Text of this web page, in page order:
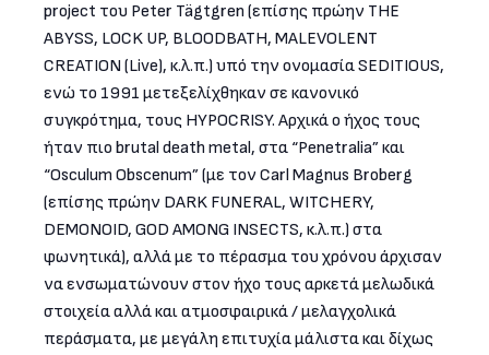
project του Peter Tägtgren (επίσης πρώην THE
ABYSS, LOCK UP, BLOODBATH, MALEVOLENT
CREATION (Live), κ.λ.π.) υπό την ονομασία SEDITIOUS,
ενώ το 1991 μετεξελίχθηκαν σε κανονικό
συγκρότημα, τους HYPOCRISY. Αρχικά ο ήχος τους
ήταν πιο brutal death metal, στα “Penetralia” και
“Osculum Obscenum” (με τον Carl Magnus Broberg
(επίσης πρώην DARK FUNERAL, WITCHERY,
DEMONOID, GOD AMONG INSECTS, κ.λ.π.) στα
φωνητικά), αλλά με το πέρασμα του χρόνου άρχισαν
να ενσωματώνουν στον ήχο τους αρκετά μελωδικά
στοιχεία αλλά και ατμοσφαιρικά / μελαγχολικά
περάσματα, με μεγάλη επιτυχία μάλιστα και δίχως